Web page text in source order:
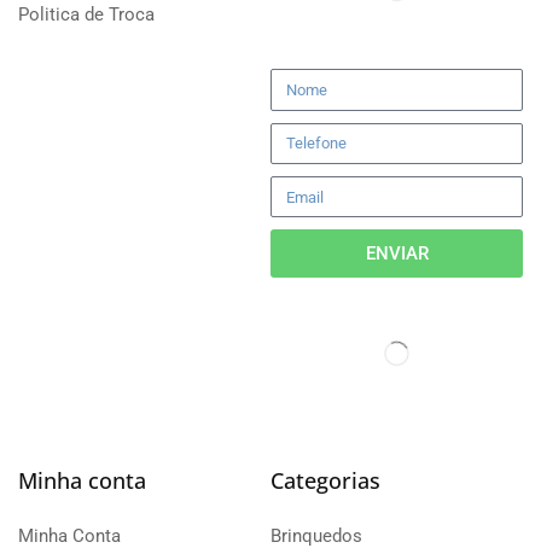
Politica de Troca
ENVIAR
Minha conta
Minha Conta
Categorias
Brinquedos